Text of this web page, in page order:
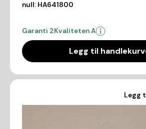
null: HA641800
Garanti 2Kvaliteten A
Legg til
Legg